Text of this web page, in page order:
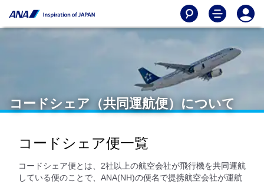
コードシェア（共同運航便）について
コードシェア便一覧
コードシェア便とは、2社以上の航空会社が飛行機を共同運航
している便のことで、ANA(NH)の便名で提携航空会社が運航